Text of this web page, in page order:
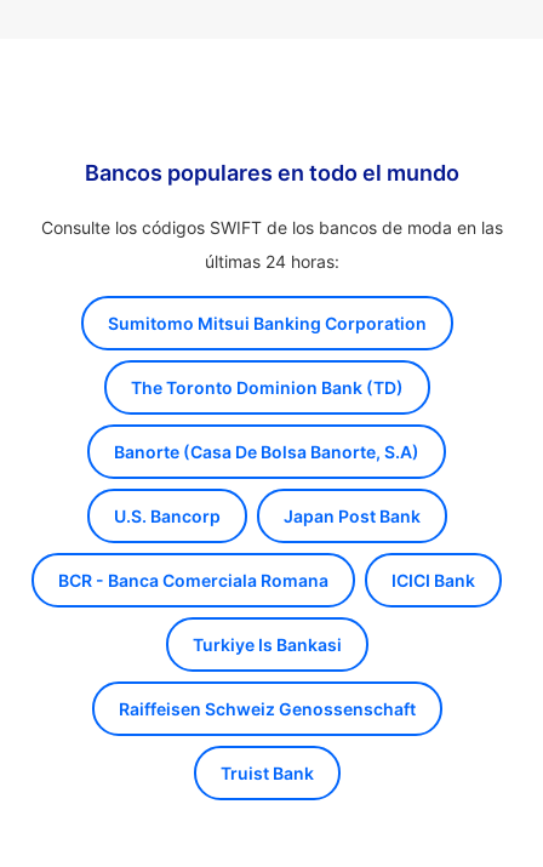
Bancos populares en todo el mundo
Consulte los códigos SWIFT de los bancos de moda en las
últimas 24 horas:
Sumitomo Mitsui Banking Corporation
The Toronto Dominion Bank (TD)
Banorte (Casa De Bolsa Banorte, S.A)
U.S. Bancorp Japan Post Bank
BCR - Banca Comerciala Romana ICICI Bank
Turkiye Is Bankasi
Raiffeisen Schweiz Genossenschaft
Truist Bank